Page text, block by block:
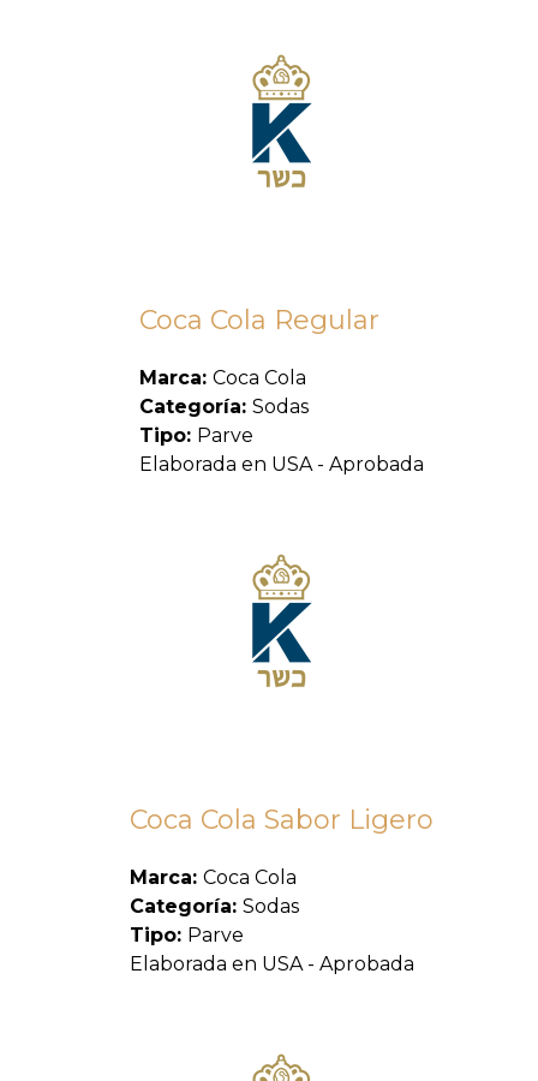
Coca Cola Regular
Marca: Coca Cola
Categoría: Sodas
Tipo: Parve
Elaborada en USA - Aprobada
Coca Cola Sabor Ligero
Marca: Coca Cola
Categoría: Sodas
Tipo: Parve
Elaborada en USA - Aprobada